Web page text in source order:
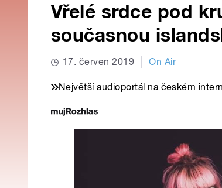
Vřelé srdce pod
současnou
17. červen 2019 On Air
Největší audioportál na českém